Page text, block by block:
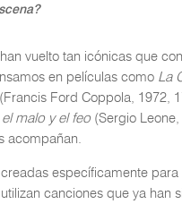
vuelto tan icónicas que
en películas como La
Ford Coppola, 1972,
malo y el feo (Sergio
acompañan.
específicamente
canciones que ya han